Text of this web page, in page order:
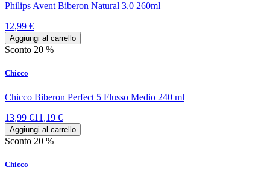
Philips Avent Biberon Natural 3.0 260ml
12,99 €
Aggiungi al carrello
Sconto 20 %
Chicco
Chicco Biberon Perfect 5 Flusso Medio 240 ml
13,99 €11,19 €
Aggiungi al carrello
Sconto 20 %
Chicco